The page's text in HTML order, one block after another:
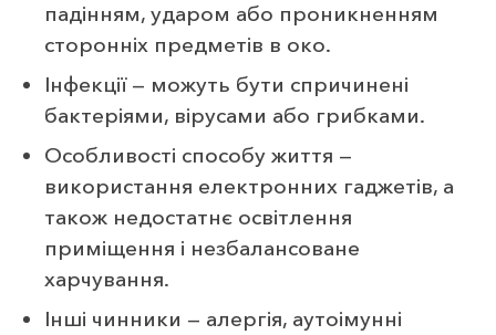
падінням, ударом або проникненням
сторонніх предметів в око.
Інфекції — можуть бути спричинені
бактеріями, вірусами або грибками.
Особливості способу життя —
використання електронних гаджетів, а
також недостатнє освітлення
приміщення і незбалансоване
харчування.
Інші чинники — алергія, аутоімунні